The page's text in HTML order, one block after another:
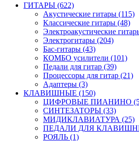
ГИТАРЫ (622)
Акустические гитары (115)
Классические гитары (48)
Электроакустические
Электрогитары (204)
Бас-гитары (43)
КОМБО усилители (101)
Педали для гитар (39)
Процессоры для гитар (21)
Адаптеры (3)
КЛАВИШНЫЕ (150)
ЦИФРОВЫЕ ПИАНИНО
СИНТЕЗАТОРЫ (33)
МИДИКЛАВИАТУРА (25)
ПЕДАЛИ ДЛЯ
РОЯЛЬ (1)